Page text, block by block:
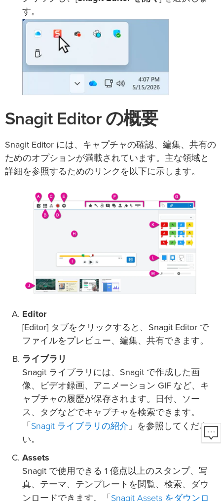
す。
Snagit Editor の概要
Snagit Editor には、キャプチャの確認、編集、共有の
ためのオプションが満載されています。主な領域と
詳細を参照するためのリンクを以下に示します。
Editor
[Editor] タブをクリックすると、Snagit Editor で
ファイルをプレビュー、編集、共有できます。
ライブラリ
Snagit ライブラリには、Snagit で作成した画
像、ビデオ録画、アニメーション GIF など、キ
ャプチャの履歴が保存されます。日付、ソー
ス、タグなどでキャプチャを検索できます。
「 Snagit ライブラリの紹介 」を参照してくださ
い。
Assets
Snagit で使用できる 1 億点以上のスタンプ、写
真、テーマ、テンプレートを閲覧、検索、ダウ
ンロードできます。「 Snagit Assets をダウンロ